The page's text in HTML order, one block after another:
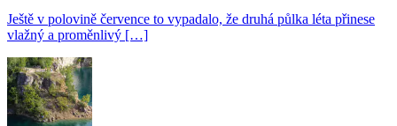
Ještě v polovině července to vypadalo, že druhá půlka léta přinese
vlažný a proměnlivý […]